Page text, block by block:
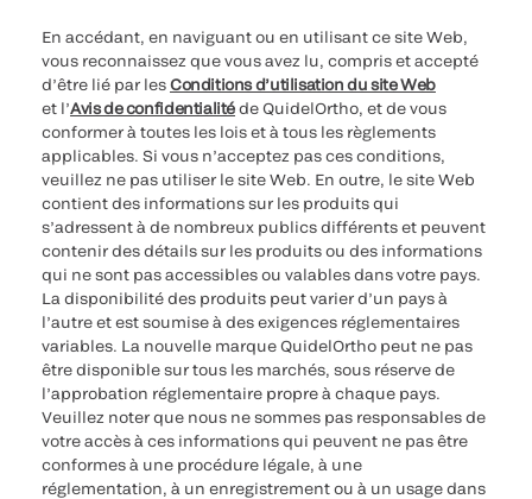
En accédant, en naviguant ou en utilisant ce site Web,
vous reconnaissez que vous avez lu, compris et accepté
d’être lié par lesConditions d’utilisation du site Web
et l’Avis de confidentialitéde QuidelOrtho, et de vous
conformer à toutes les lois et à tous les règlements
applicables. Si vous n’acceptez pas ces conditions,
veuillez ne pas utiliser le site Web. En outre, le site Web
contient des informations sur les produits qui
s’adressent à de nombreux publics différents et peuvent
contenir des détails sur les produits ou des informations
qui ne sont pas accessibles ou valables dans votre pays.
La disponibilité des produits peut varier d’un pays à
l’autre et est soumise à des exigences réglementaires
variables. La nouvelle marque QuidelOrtho peut ne pas
être disponible sur tous les marchés, sous réserve de
l’approbation réglementaire propre à chaque pays.
Veuillez noter que nous ne sommes pas responsables de
votre accès à ces informations qui peuvent ne pas être
conformes à une procédure légale, à une
réglementation, à un enregistrement ou à un usage dans